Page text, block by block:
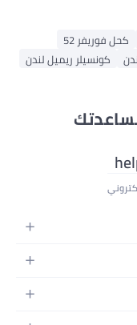
كحل فوريفر 52
كونسيلر ريميل لندن